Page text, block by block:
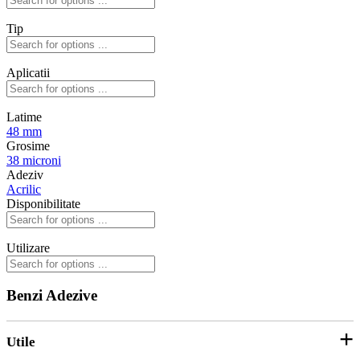
Tip
Aplicatii
Latime
48 mm
Grosime
38 microni
Adeziv
Acrilic
Disponibilitate
Utilizare
Benzi Adezive
Utile